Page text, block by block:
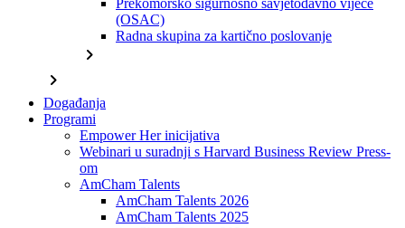
(OSAC)
Radna skupina za kartično poslovanje
chevron_right
chevron_right
Događanja
Programi
Empower Her inicijativa
Webinari u suradnji s Harvard Business Review Press-
om
AmCham Talents
AmCham Talents 2026
AmCham Talents 2025